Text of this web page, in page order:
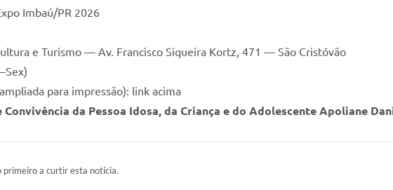
Imbaú/PR 2026
e Turismo — Av. Francisco Siqueira Kortz, 471 — São Cristóvão
para impressão): link acima
Convivência da Pessoa Idosa, da Criança e do Adolescente Apoliane
primeiro a curtir esta notícia.